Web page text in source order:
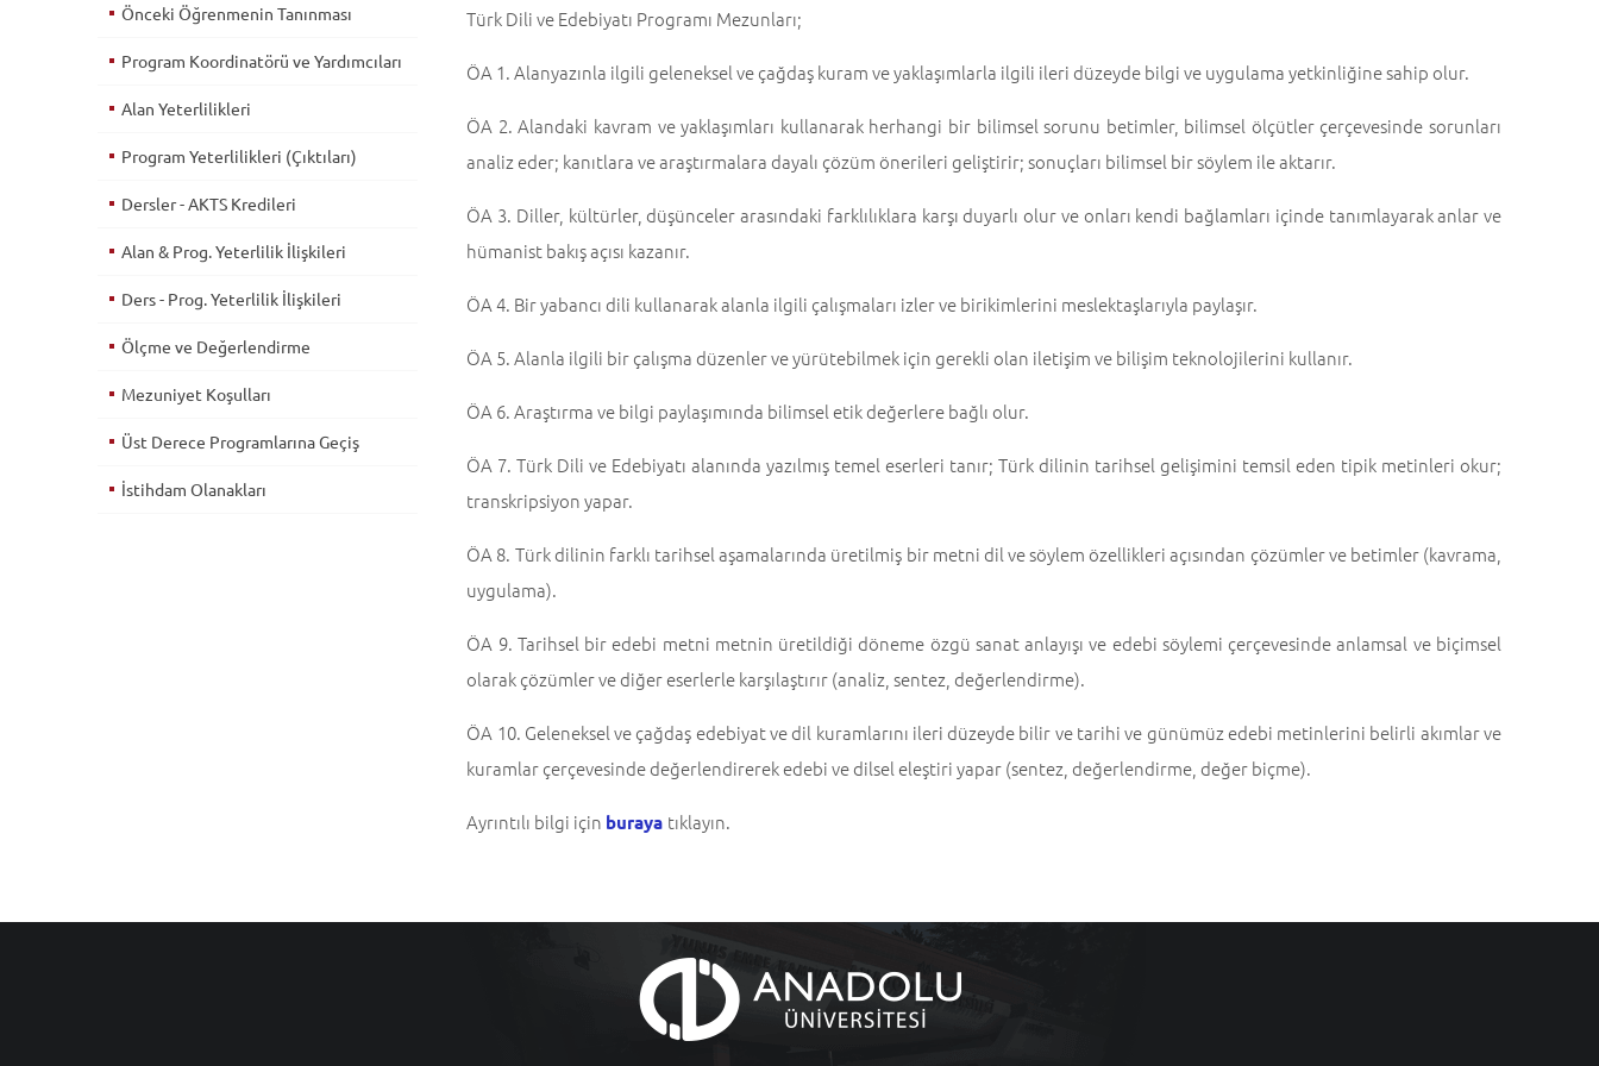
Türk Dili ve Edebiyatı Programı Mezunları;
ÖA 1. Alanyazınla ilgili geleneksel ve çağdaş kuram ve yaklaşımlarla ilgili ileri düzeyde bilgi ve uygulama yetkinliğine sahip olur.
ÖA 2. Alandaki kavram ve yaklaşımları kullanarak herhangi bir bilimsel sorunu betimler, bilimsel ölçütler çerçevesinde sorunları
analiz eder; kanıtlara ve araştırmalara dayalı çözüm önerileri geliştirir; sonuçları bilimsel bir söylem ile aktarır.
ÖA 3. Diller, kültürler, düşünceler arasındaki farklılıklara karşı duyarlı olur ve onları kendi bağlamları içinde tanımlayarak anlar ve
hümanist bakış açısı kazanır.
ÖA 4. Bir yabancı dili kullanarak alanla ilgili çalışmaları izler ve birikimlerini meslektaşlarıyla paylaşır.
ÖA 5. Alanla ilgili bir çalışma düzenler ve yürütebilmek için gerekli olan iletişim ve bilişim teknolojilerini kullanır.
ÖA 6. Araştırma ve bilgi paylaşımında bilimsel etik değerlere bağlı olur.
ÖA 7. Türk Dili ve Edebiyatı alanında yazılmış temel eserleri tanır; Türk dilinin tarihsel gelişimini temsil eden tipik metinleri okur;
transkripsiyon yapar.
ÖA 8. Türk dilinin farklı tarihsel aşamalarında üretilmiş bir metni dil ve söylem özellikleri açısından çözümler ve betimler (kavrama,
uygulama).
ÖA 9. Tarihsel bir edebi metni metnin üretildiği döneme özgü sanat anlayışı ve edebi söylemi çerçevesinde anlamsal ve biçimsel
olarak çözümler ve diğer eserlerle karşılaştırır (analiz, sentez, değerlendirme).
ÖA 10. Geleneksel ve çağdaş edebiyat ve dil kuramlarını ileri düzeyde bilir ve tarihi ve günümüz edebi metinlerini belirli akımlar ve
kuramlar çerçevesinde değerlendirerek edebi ve dilsel eleştiri yapar (sentez, değerlendirme, değer biçme).
Ayrıntılı bilgi için buraya tıklayın.
Önceki Öğrenmenin Tanınması
Program Koordinatörü ve Yardımcıları
Alan Yeterlilikleri
Program Yeterlilikleri (Çıktıları)
Dersler - AKTS Kredileri
Alan & Prog. Yeterlilik İlişkileri
Ders - Prog. Yeterlilik İlişkileri
Ölçme ve Değerlendirme
Mezuniyet Koşulları
Üst Derece Programlarına Geçiş
İstihdam Olanakları